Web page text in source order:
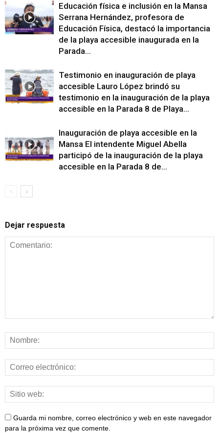
Educación física e inclusión en la Mansa
Serrana Hernández, profesora de
Educación Física, destacó la importancia
de la playa accesible inaugurada en la
Parada...
Testimonio en inauguración de playa
accesible Lauro López brindó su
testimonio en la inauguración de la playa
accesible en la Parada 8 de Playa...
Inauguración de playa accesible en la
Mansa El intendente Miguel Abella
participó de la inauguración de la playa
accesible en la Parada 8 de...
Dejar respuesta
Guarda mi nombre, correo electrónico y web en este navegador
para la próxima vez que comente.